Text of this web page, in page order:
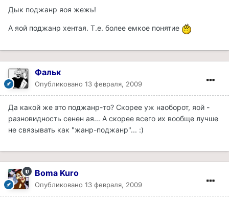
Дык поджанр яоя жежь!
А яой поджанр хентая. Т.е. более емкое понятие
Фальк
Опубликовано 13 февраля, 2009
Да какой же это поджанр-то? Скорее уж наоборот, яой -
разновидность сенен ая... А скорее всего их вообще лучше
не связывать как "жанр-поджанр"... :)
Boma Kuro
Опубликовано 13 февраля, 2009